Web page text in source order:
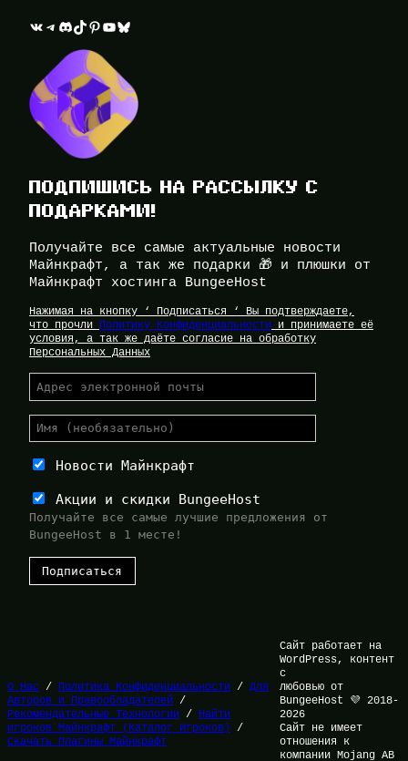
ВКонтакте Telegram Discord TikTok Pinterest YouTube Bluesky
ПОДПИШИСЬ НА РАССЫЛКУ С
ПОДАРКАМИ!
Получайте все самые актуальные новости
Майнкрафт, а так же подарки 🎁 и плюшки от
Майнкрафт хостинга BungeeHost
Нажимая на кнопку ‘ Подписаться ‘ Вы подтверждаете,
что прочли Политику Конфиденциальности и принимаете её
условия, а так же даёте согласие на обработку
Персональных Данных
Новости Майнкрафт
Акции и скидки BungeeHost
Получайте все самые лучшие предложения от
BungeeHost в 1 месте!
О Нас / Политика Конфиденциальности / Для
Авторов и Правообладателей /
Рекомендательные Технологии / Найти
игроков Майнкрафт (Каталог Игроков) /
Скачать Плагины Майнкрафт
Сайт работает на
WordPress, контент
с
любовью от
BungeeHost 💜 2018-
2026
Сайт не имеет
отношения к
компании Mojang AB